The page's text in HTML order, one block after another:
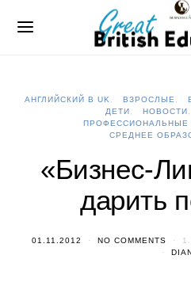
АНГЛИЙСКИЙ В UK ВЗРОСЛЫЕ
ДЕТИ
НОВОСТИ
ПРОФЕССИОНАЛЬНЫЕ
СРЕДНЕЕ
«Бизнес-
дарить
01.11.2012 NO COMMENTS